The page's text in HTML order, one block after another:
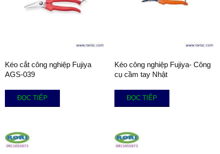
Kéo cắt công nghiệp Fujiya
AGS-039
ĐỌC TIẾP
Kéo công nghiệp Fujiya- Công
cụ cầm tay Nhật
ĐỌC TIẾP